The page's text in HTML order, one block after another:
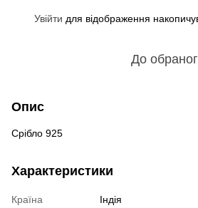
Увійти для відображення
До
Опис
Срібло 925
Характеристики
Країна
Індія